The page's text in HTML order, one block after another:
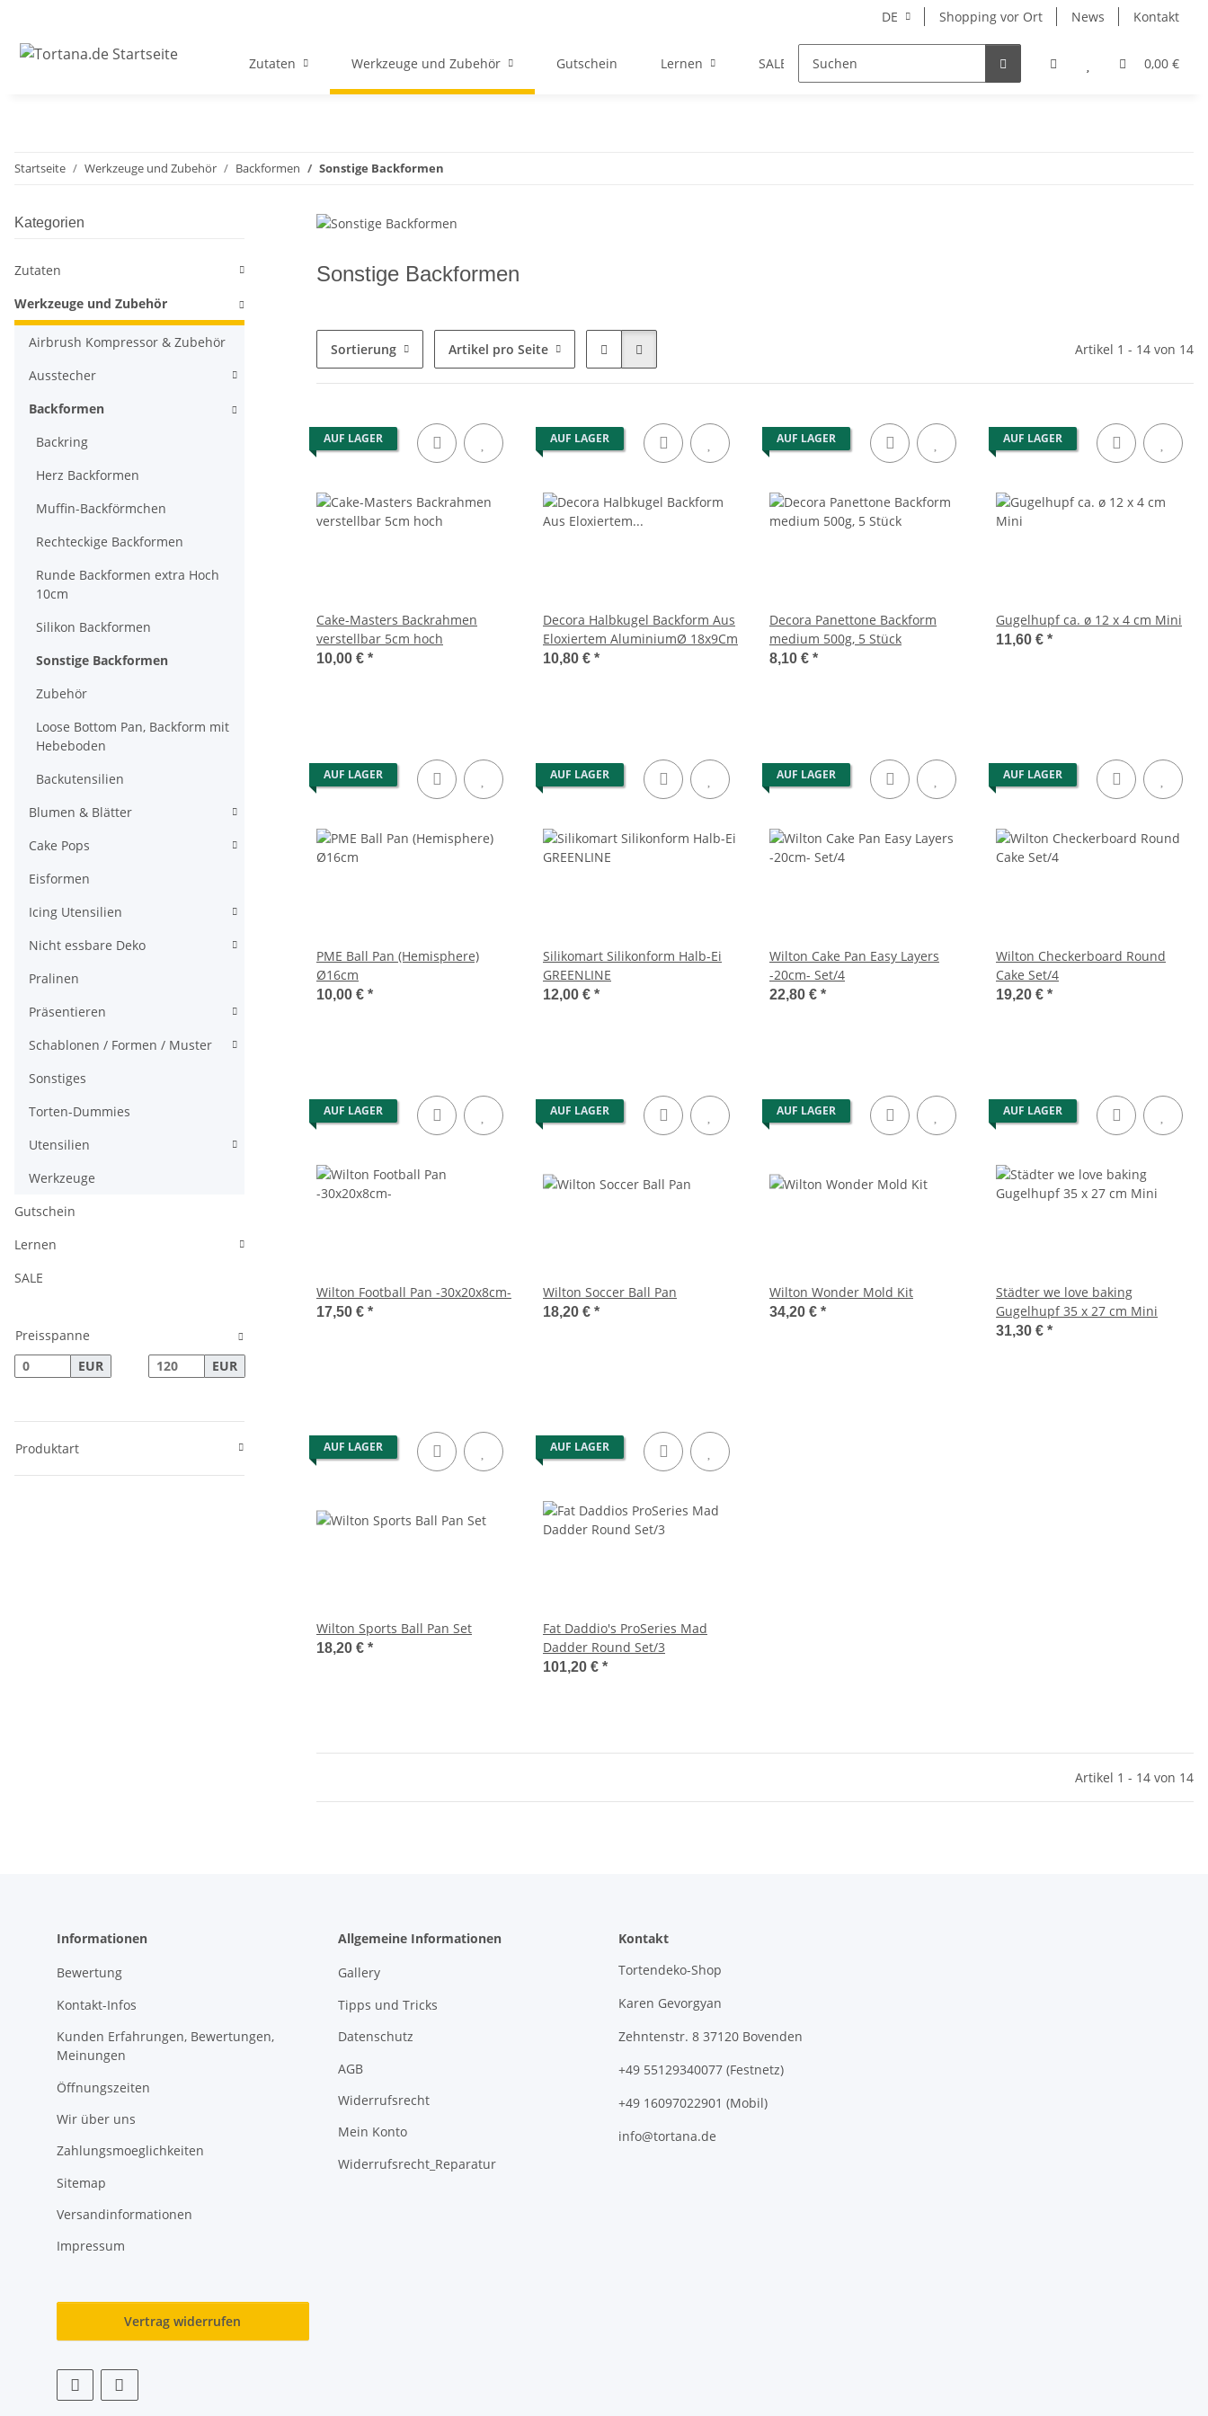
DE Shopping vor Ort News Kontakt
0,00 €
Zutaten Werkzeuge und Zubehör Gutschein Lernen SALE Hersteller
Startseite Werkzeuge und Zubehör Backformen Sonstige Backformen
Sonstige Backformen
Sortierung Artikel pro Seite Artikel 1 - 14 von 14
AUF LAGER
Cake-Masters Backrahmen
verstellbar 5cm hoch
10,00 € *
AUF LAGER
Decora Halbkugel Backform Aus
Eloxiertem AluminiumØ 18x9Cm
10,80 € *
AUF LAGER
Decora Panettone Backform
medium 500g, 5 Stück
8,10 € *
AUF LAGER
Gugelhupf ca. ø 12 x 4 cm Mini
11,60 € *
AUF LAGER
PME Ball Pan (Hemisphere)
Ø16cm
10,00 € *
AUF LAGER
Silikomart Silikonform Halb-Ei
GREENLINE
12,00 € *
AUF LAGER
Wilton Cake Pan Easy Layers
-20cm- Set/4
22,80 € *
AUF LAGER
Wilton Checkerboard Round
Cake Set/4
19,20 € *
AUF LAGER
Wilton Football Pan -30x20x8cm-
17,50 € *
AUF LAGER
Wilton Soccer Ball Pan
18,20 € *
AUF LAGER
Wilton Wonder Mold Kit
34,20 € *
AUF LAGER
Städter we love baking
Gugelhupf 35 x 27 cm Mini
31,30 € *
AUF LAGER
Wilton Sports Ball Pan Set
18,20 € *
AUF LAGER
Fat Daddio's ProSeries Mad
Dadder Round Set/3
101,20 € *
Artikel 1 - 14 von 14
Kategorien
Zutaten
Werkzeuge und Zubehör
Airbrush Kompressor & Zubehör
Ausstecher
Backformen
Backring
Herz Backformen
Muffin-Backförmchen
Rechteckige Backformen
Runde Backformen extra Hoch
10cm
Silikon Backformen
Sonstige Backformen
Zubehör
Loose Bottom Pan, Backform mit
Hebeboden
Backutensilien
Blumen & Blätter
Cake Pops
Eisformen
Icing Utensilien
Nicht essbare Deko
Pralinen
Präsentieren
Schablonen / Formen / Muster
Sonstiges
Torten-Dummies
Utensilien
Werkzeuge
Gutschein
Lernen
SALE
Preisspanne
EUR
EUR
Produktart
Informationen
Bewertung
Kontakt-Infos
Kunden Erfahrungen, Bewertungen,
Meinungen
Öffnungszeiten
Wir über uns
Zahlungsmoeglichkeiten
Sitemap
Versandinformationen
Impressum
Allgemeine Informationen
Gallery
Tipps und Tricks
Datenschutz
AGB
Widerrufsrecht
Mein Konto
Widerrufsrecht_Reparatur
Kontakt
Tortendeko-Shop
Karen Gevorgyan
Zehntenstr. 8 37120 Bovenden
+49 55129340077 (Festnetz)
+49 16097022901 (Mobil)
info@tortana.de
Vertrag widerrufen